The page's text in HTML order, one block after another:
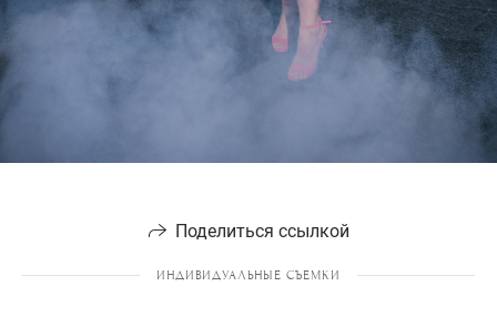
Поделиться ссылкой
ИНДИВИДУАЛЬНЫЕ СЪЕМКИ